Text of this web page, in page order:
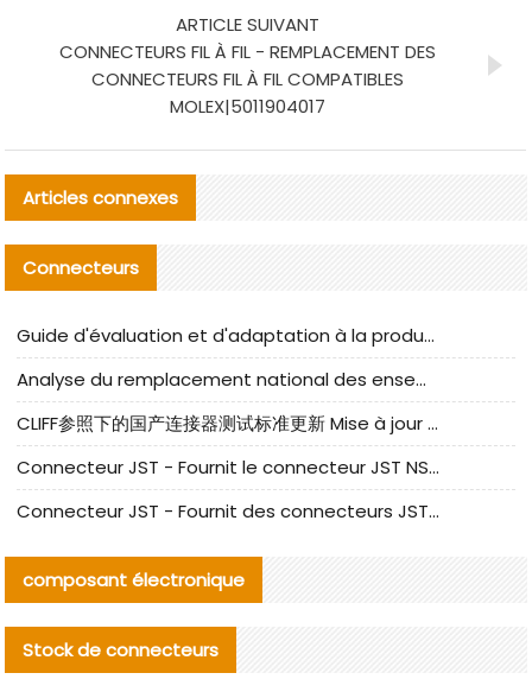
ARTICLE SUIVANT
CONNECTEURS FIL À FIL - REMPLACEMENT DES
CONNECTEURS FIL À FIL COMPATIBLES
MOLEX|5011904017
Articles connexes
Connecteurs
Guide d'évaluation et d'adaptation à la production des composants de câbles nationaux CNC Tech
Analyse du remplacement national des ensembles de câbles à fréquence élevée I-PEX
CLIFF参照下的国产连接器测试标准更新 Mise à jour des normes de test des connecteurs nationaux sous la référence CLIFF
Connecteur JST - Fournit le connecteur JST NSHR-02V-S original | Équivalent
Connecteur JST - Fournit des connecteurs JST GHR-09V-S authentiques et des produits de remplacement|
composant électronique
Stock de connecteurs